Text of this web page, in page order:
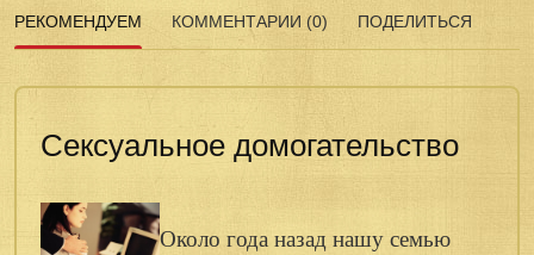
РЕКОМЕНДУЕМ КОММЕНТАРИИ (0) ПОДЕЛИТЬСЯ
Сексуальное домогательство
Около года назад нашу семью